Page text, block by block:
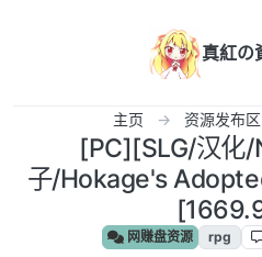
真紅の
主页 资源发布区
[PC][SLG/汉化/
子/Hokage's
网赚盘资源 rpg